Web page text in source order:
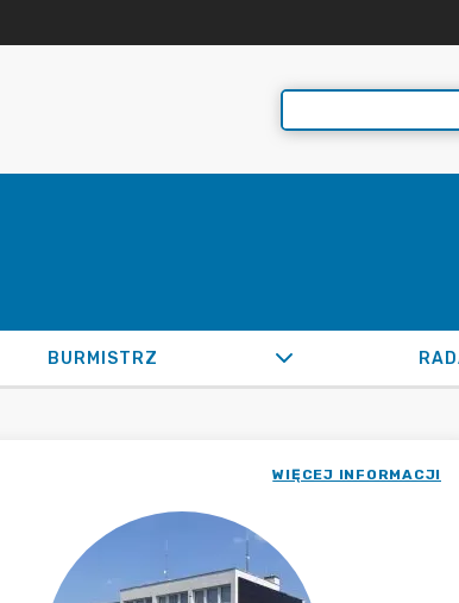
BURMISTRZ
WIĘCEJ INFORMACJI